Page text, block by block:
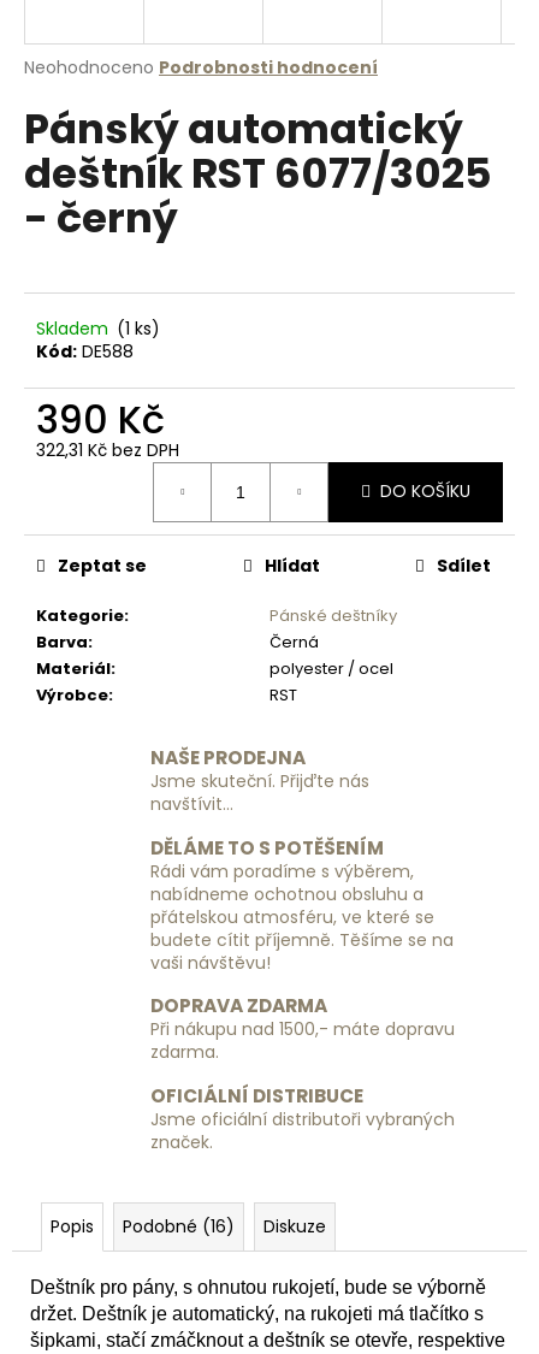
Průměrné
produktu
je
0,0
z
hvězdiček.
Neohodnoceno Podrobnosti hodnocení
Pánský automatický
deštník RST 6077/3025
- černý
Skladem (1 ks)
Kód: DE588
390 Kč
322,31 Kč bez DPH
DO KOŠÍKU
Kategorie:
Pánské deštníky
Barva:
Černá
Materiál:
polyester / ocel
Výrobce: RST
Zeptat se Hlídat Sdílet
NAŠE PRODEJNA
Jsme skuteční. Přijďte nás
navštívit...
DĚLÁME TO S POTĚŠENÍM
Rádi vám poradíme s výběrem,
nabídneme ochotnou obsluhu a
přátelskou atmosféru, ve které se
budete cítit příjemně. Těšíme se na
vaši návštěvu!
DOPRAVA ZDARMA
Při nákupu nad 1500,- máte dopravu
zdarma.
OFICIÁLNÍ DISTRIBUCE
Jsme oficiální distributoři vybraných
značek.
Popis Podobné (16) Diskuze
Deštník pro pány, s ohnutou rukojetí, bude se výborně
držet. Deštník je automatický, na rukojeti má tlačítko s
šipkami, stačí zmáčknout a deštník se otevře, respektive
j
t
?
D
o
p
o
č
u
e
m
e